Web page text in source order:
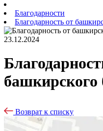
Благодарности
Благодарность от
23.12.2024
Возврат к списку